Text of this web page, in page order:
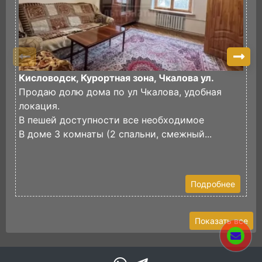
Кисловодск, Курортная зона, Чкалова ул.
Продаю долю дома по ул Чкалова, удобная
локация.
В пешей доступности все необходимое
В доме 3 комнаты (2 спальни, смежный...
Подробнее
Показать все